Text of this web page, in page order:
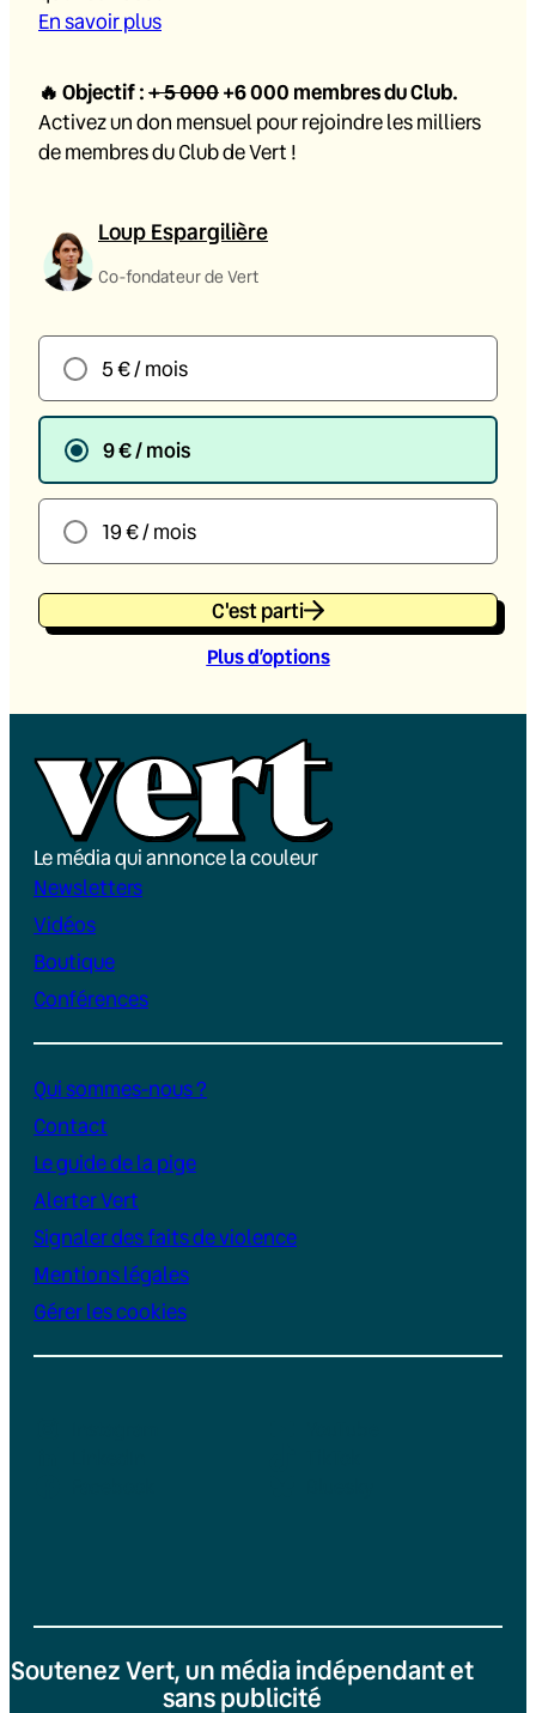
En savoir plus
🔥 Objectif :+ 5 000+6 000 membres du Club.
Activez un don mensuel pour rejoindre les milliers
de membres du Club de Vert !
Loup Espargilière
Co-fondateur de Vert
5 € / mois
9 € / mois
19 € / mois
C'est parti
Plus d’options
Le média qui annonce la couleur
Newsletters
Vidéos
Boutique
Conférences
Qui sommes-nous ?
Contact
Le guide de la pige
Alerter Vert
Signaler des faits de violence
Mentions légales
Gérer les cookies
Soutenez Vert, un média indépendant et
sans publicité